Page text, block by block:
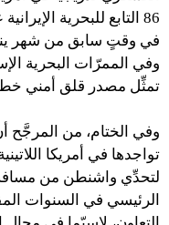
86 التابع للبحرية
في وقتٍ سابق من شهر
وفي الممرّات البحرية
تمثِّل مصدر قلق أمني
وفي الختام، من المرجَّح
تواجدها في أمريكا
لتحدِّي واشنطن من مسافة
الرئيسي في السنوات